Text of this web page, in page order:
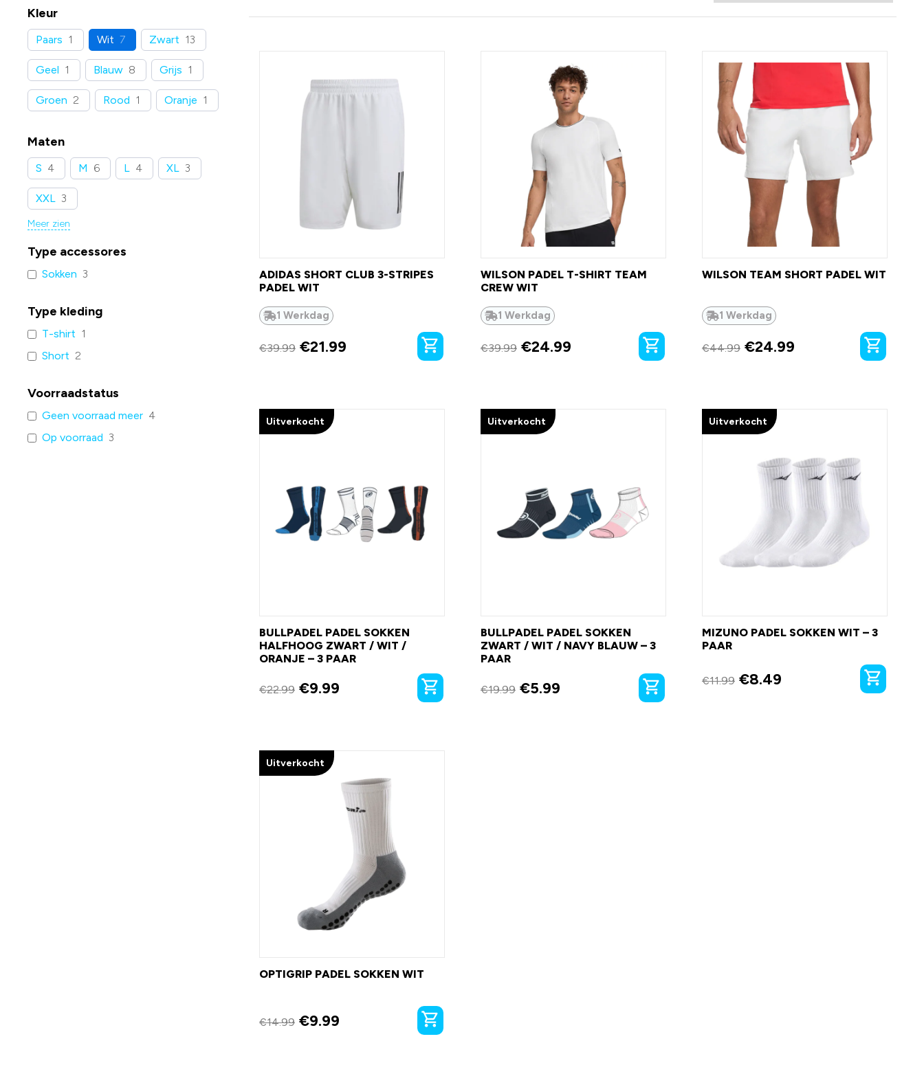
Kleur
Paars 1 Wit 7 Zwart 13
Geel 1 Blauw 8 Grijs 1
Groen 2 Rood 1 Oranje 1
Maten
S 4 M 6 L 4 XL 3
XXL 3
Meer zien
Type accessores
Sokken 3
Type kleding
T-shirt 1
Short 2
Voorraadstatus
Geen voorraad meer 4
Op voorraad 3
ADIDAS SHORT CLUB 3-STRIPES
PADEL WIT
1 Werkdag
€39.99 €21.99
WILSON PADEL T-SHIRT TEAM
CREW WIT
1 Werkdag
€39.99 €24.99
WILSON TEAM SHORT PADEL WIT
1 Werkdag
€44.99 €24.99
Uitverkocht
BULLPADEL PADEL SOKKEN
HALFHOOG ZWART / WIT /
ORANJE – 3 PAAR
€22.99 €9.99
Uitverkocht
BULLPADEL PADEL SOKKEN
ZWART / WIT / NAVY BLAUW – 3
PAAR
€19.99 €5.99
Uitverkocht
MIZUNO PADEL SOKKEN WIT – 3
PAAR
€11.99 €8.49
Uitverkocht
OPTIGRIP PADEL SOKKEN WIT
€14.99 €9.99